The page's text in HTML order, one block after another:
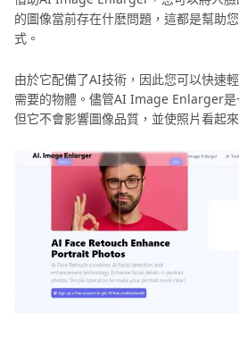
的圖像當前存在什麽問題，這都是幫助
式。
由於它配備了AI技術，因此您可以快速
需要的物體。儘管AI Image Enlarger是
但它不會影響圖像品質，並使照片看起